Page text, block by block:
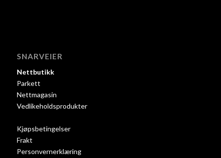
SNARVEIER
Nettbutikk
Parkett
Nettmagasin
Vedlikeholdsprodukter
Kjøpsbetingelser
Frakt
Personvernerklæring